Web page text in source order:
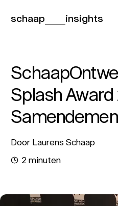
schaap insights
Splash
Door Laurens Schaap
2 minuten